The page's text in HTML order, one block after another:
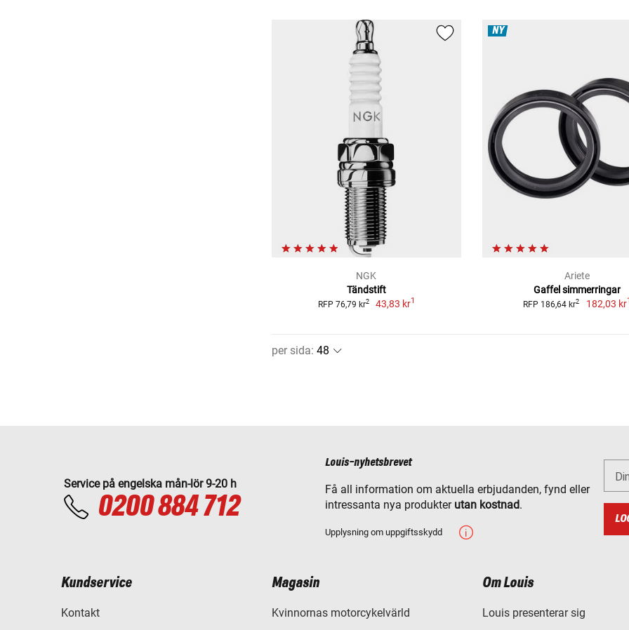
NGK
Tändstift
RFP 76,79 kr2 43,83 kr1
NY
Ariete
Gaffel simmerringar
RFP 186,64 kr2 182,03 kr
per sida:
Service på engelska mån-lör 9-20 h
0200 884 712
Louis-nyhetsbrevet
Få all information om aktuella erbjudanden, fynd eller
intressanta nya produkter utan kostnad.
Upplysning om uppgiftsskydd
Kundservice
Kontakt
Magasin
Kvinnornas motorcykelvärld
Om Louis
Louis presenterar sig